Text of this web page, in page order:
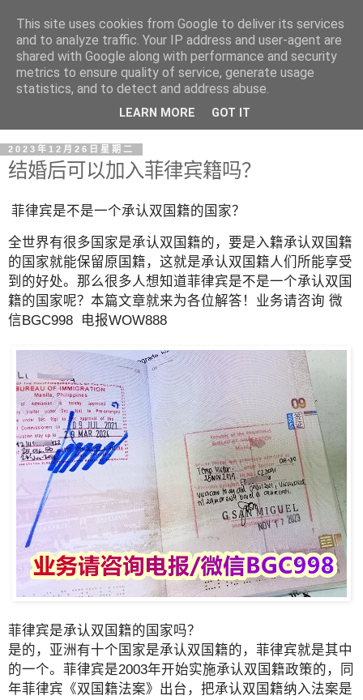
2023年12月26日星期二
结婚后可以加入菲律宾籍吗？
菲律宾是不是一个承认双国籍的国家？
全世界有很多国家是承认双国籍的，要是入籍承认双国籍
的国家就能保留原国籍，这就是承认双国籍人们所能享受
到的好处。那么很多人想知道菲律宾是不是一个承认双国
籍的国家呢？本篇文章就来为各位解答！业务请咨询 微
信BGC998 电报WOW888
菲律宾是承认双国籍的国家吗？
是的，亚洲有十个国家是承认双国籍的，菲律宾就是其中
的一个。菲律宾是2003年开始实施承认双国籍政策的，同
年菲律宾《双国籍法案》出台，把承认双国籍纳入法案是
This site uses cookies from Google to deliver its services
and to analyze traffic. Your IP address and user-agent are
shared with Google along with performance and security
metrics to ensure quality of service, generate usage
statistics, and to detect and address abuse.
LEARN MORE GOT IT